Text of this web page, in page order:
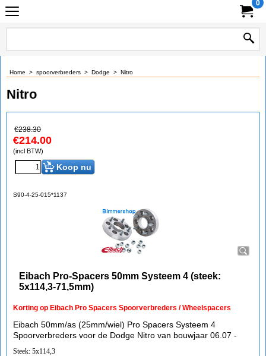
0
Home > spoorverbreders > Dodge > Nitro
Nitro
€238.30
€214.00
(incl BTW)
Koop nu
S90-4-25-015*1137
Eibach Pro-Spacers 50mm Systeem 4 (steek:
5x114,3-71,5mm)
Korting op Eibach Pro Spacers Spoorverbreders / Wheelspacers
Eibach 50mm/as (25mm/wiel) Pro Spacers Systeem 4
Spoorverbreders voor de Dodge Nitro van bouwjaar 06.07 -
Steek: 5x114,3